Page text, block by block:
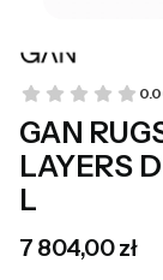
GAN
LAYERS
L
Cena
7 804,00 zł